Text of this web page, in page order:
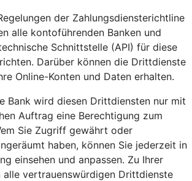
der Zahlungsdiensterichtline
alle kontoführenden Banken und
Schnittstelle (API) für diese
Darüber können die Drittdienste
Online-Konten und Daten erhalten.
Bank wird diesen Drittdiensten nur mit
Auftrag eine Berechtigung zum
Sie Zugriff gewährt oder
haben, können Sie jederzeit in
einsehen und anpassen. Zu Ihrer
alle vertrauenswürdigen Drittdienste